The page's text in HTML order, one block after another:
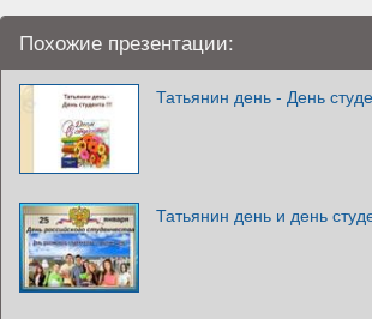
Похожие презентации:
Татьянин день - День
Татьянин день и день